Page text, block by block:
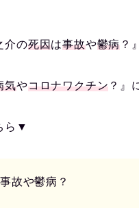
介の死因は事故や鬱病 ？
気やコロナワクチン ？ 』
ら▼
故や鬱病？